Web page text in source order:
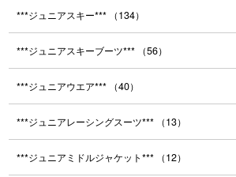
***ジュニアスキー*** （134）
***ジュニアスキーブーツ*** （56）
***ジュニアウエア*** （40）
***ジュニアレーシングスーツ*** （13）
***ジュニアミドルジャケット*** （12）